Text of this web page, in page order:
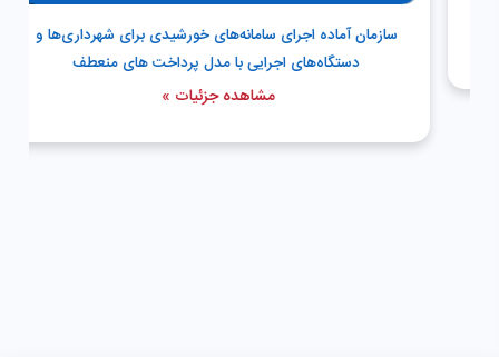
سازمان آماده اجرای سامانه‌های خورشیدی برای شهرداری‌ها و
دستگاه‌های اجرایی با مدل پرداخت های منعطف
مشاهده جزئیات »